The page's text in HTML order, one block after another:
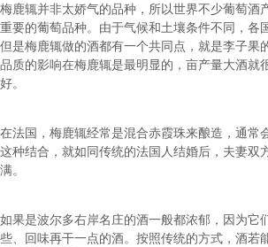
梅鹿辄并非太娇气的品种，所以世界不少葡萄酒
重要的葡萄品种。由于气候和土壤条件不同，各
但是梅鹿辄做的酒都有一个共同点，就是李子果
品质的影响在梅鹿辄是最明显的，亩产量大酒就
好。
在法国，梅鹿辄经常是混合赤霞珠来酿造，通常
这种结合，就如同传统的法国人结婚后，夫妻双
满。
如果是波尔多右岸名庄的酒一般都浓郁，因为它
些、回味再干一点的酒。按照传统的方式，酒若